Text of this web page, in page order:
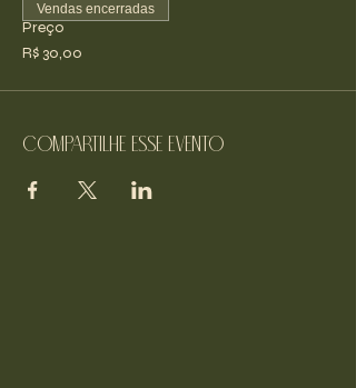
Preço
R$ 30,00
Vendas encerradas
Compartilhe esse evento